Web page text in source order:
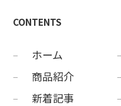
CONTENTS
ホーム
商品紹介
新着記事